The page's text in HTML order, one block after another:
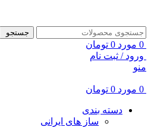
جستجو
0 مورد 0 تومان
ورود / ثبت نام
منو
0 مورد 0 تومان
دسته بندی
ساز های ایرانی